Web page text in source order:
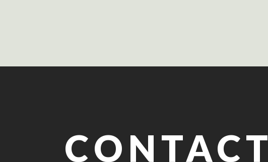
CONTACT